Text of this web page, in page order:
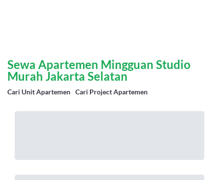
Sewa Apartemen Mingguan Studio
Murah Jakarta Selatan
Cari Unit Apartemen Cari Project Apartemen